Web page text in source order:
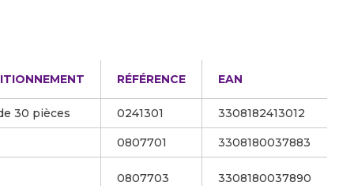
RÉFÉRENCE EAN
30 pièces 0241301 3308182413012
0807701 3308180037883
0807703 3308180037890